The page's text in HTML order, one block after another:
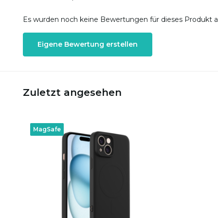
Es wurden noch keine Bewertungen für dieses Produkt
Eigene Bewertung erstellen
Zuletzt angesehen
MagSafe